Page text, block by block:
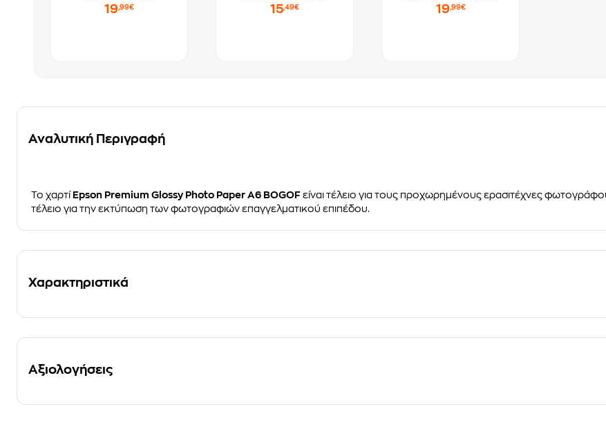
19,99€ 15,49€ 19,99€
Αναλυτική Περιγραφή
Το χαρτί Epson Premium Glossy Photo Paper A6 BOGOF είναι τέλειο για τους προχωρημένους ερασιτέχνες
τέλειο για την εκτύπωση των φωτογραφιών επαγγελματικού επιπέδου.
Χαρακτηριστικά
Αξιολογήσεις